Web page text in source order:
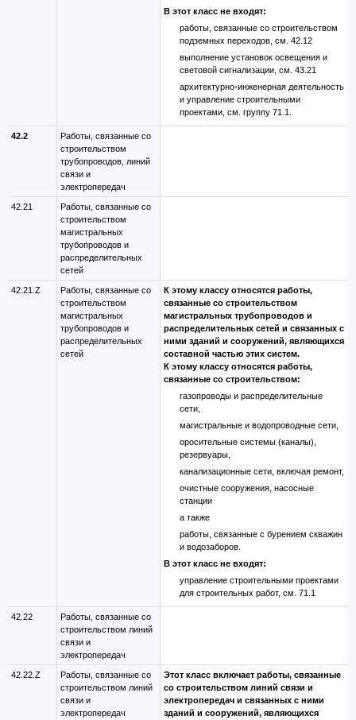
В этот класс не входят:
работы, связанные со строительством
подземных переходов, см. 42.12
выполнение установок освещения и
световой сигнализации, см. 43.21
архитектурно-инженерная деятельность
и управление строительными
проектами, см. группу 71.1.
42.2
Работы, связанные со
строительством
трубопроводов, линий
связи и
электропередач
42.21
Работы, связанные со
строительством
магистральных
трубопроводов и
распределительных
сетей
42.21.Z
Работы, связанные со
строительством
магистральных
трубопроводов и
распределительных
сетей
К этому классу относятся работы,
связанные со строительством
магистральных трубопроводов и
распределительных сетей и связанных с
ними зданий и сооружений, являющихся
составной частью этих систем.
К этому классу относятся работы,
связанные со строительством:
газопроводы и распределительные
сети,
магистральные и водопроводные сети,
оросительные системы (каналы),
резервуары,
канализационные сети, включая ремонт,
очистные сооружения, насосные
станции
а также
работы, связанные с бурением скважин
и водозаборов.
В этот класс не входят:
управление строительными проектами
для строительных работ, см. 71.1
42.22
Работы, связанные со
строительством линий
связи и
электропередач
42.22.Z
Работы, связанные со
строительством линий
связи и
электропередач
Этот класс включает работы, связанные
со строительством линий связи и
электропередач и связанных с ними
зданий и сооружений, являющихся